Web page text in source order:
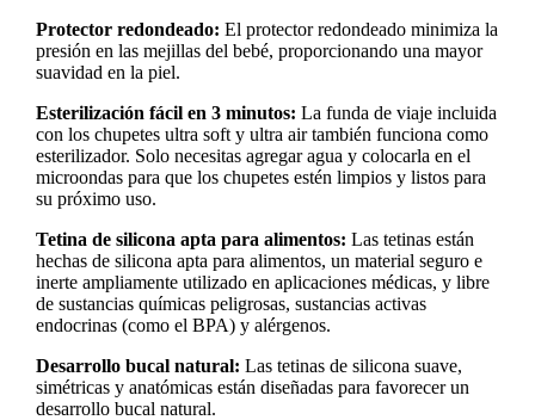
Protector redondeado: El protector redondeado minimiza la
presión en las mejillas del bebé, proporcionando una mayor
suavidad en la piel.
Esterilización fácil en 3 minutos: La funda de viaje incluida
con los chupetes ultra soft y ultra air también funciona como
esterilizador. Solo necesitas agregar agua y colocarla en el
microondas para que los chupetes estén limpios y listos para
su próximo uso.
Tetina de silicona apta para alimentos: Las tetinas están
hechas de silicona apta para alimentos, un material seguro e
inerte ampliamente utilizado en aplicaciones médicas, y libre
de sustancias químicas peligrosas, sustancias activas
endocrinas (como el BPA) y alérgenos.
Desarrollo bucal natural: Las tetinas de silicona suave,
simétricas y anatómicas están diseñadas para favorecer un
desarrollo bucal natural.